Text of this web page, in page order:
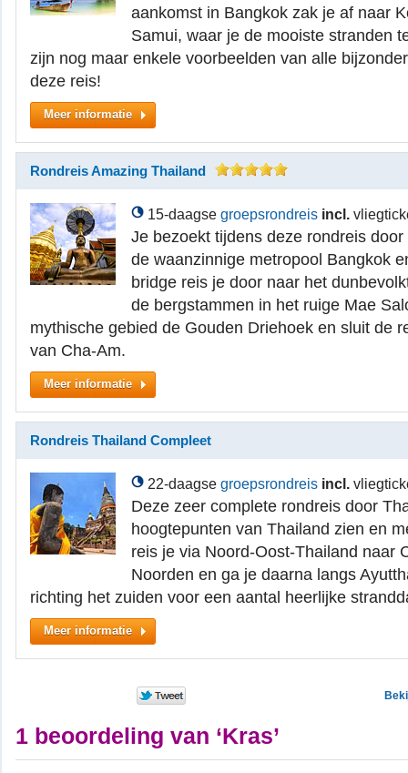
aankomst in Bangkok zak je af naar
Samui, waar je de mooiste stranden
zijn nog maar enkele voorbeelden van alle
deze reis!
Meer informatie
Rondreis Amazing Thailand
15-daagse groepsrondreis incl.
Je bezoekt tijdens deze rondreis
de waanzinnige metropool Bangkok
bridge reis je door naar het
de bergstammen in het ruige Mae
mythische gebied de Gouden Driehoek en sluit de
van Cha-Am.
Meer informatie
Rondreis Thailand Compleet
22-daagse groepsrondreis incl.
Deze zeer complete rondreis door
hoogtepunten van Thailand zien en
reis je via Noord-Oost-Thailand naar
Noorden en ga je daarna langs
richting het zuiden voor een aantal heerlijke
Meer informatie
1 beoordeling van ‘Kras’